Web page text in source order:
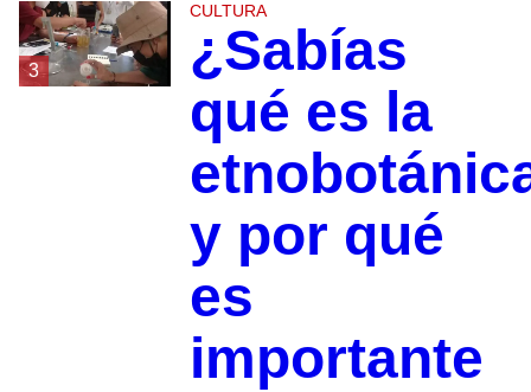
3
CULTURA
¿Sabías
qué es la
y por qué
es
importante